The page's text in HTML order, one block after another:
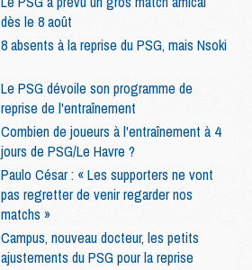
dès le 8 août
8 absents à la reprise du PSG, mais Nsoki
Le PSG dévoile son programme de
reprise de l'entraînement
Combien de joueurs à l'entraînement à 4
jours de PSG/Le Havre ?
Paulo César : « Les supporters ne vont
pas regretter de venir regarder nos
matchs »
Campus, nouveau docteur, les petits
ajustements du PSG pour la reprise